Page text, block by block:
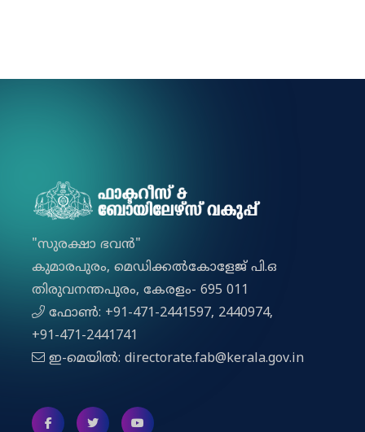
"സുരക്ഷാ ഭവൻ"
കുമാരപുരം, മെഡിക്കല്‍കോളേജ് പി.ഒ
തിരുവനന്തപുരം, കേരളം- 695 011
ഫോൺ: +91-471-2441597, 2440974,
+91-471-2441741
ഇ-മെയിൽ: directorate.fab@kerala.gov.in